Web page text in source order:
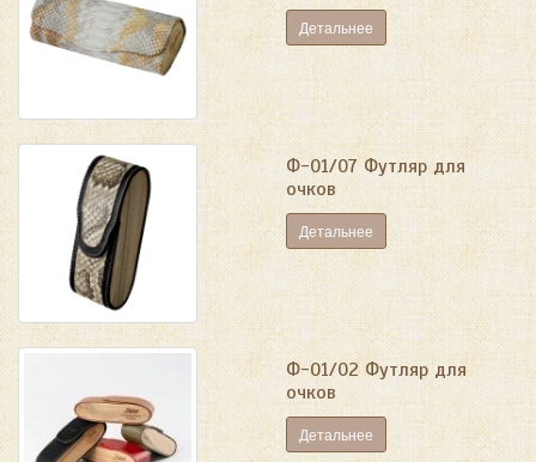
Детальнее
Ф-01/07 Футляр для
очков
Детальнее
Ф-01/02 Футляр для
очков
Детальнее